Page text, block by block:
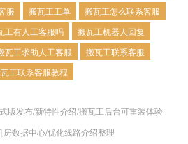
服 搬瓦工工单
搬瓦工怎么联系客服
工有人工客服吗
搬瓦工机器人回复
瓦工求助人工客服
搬瓦工联系客服
工联系客服教程
版发布/新特性介绍/搬瓦工后台可重装体验
数据中心/优化线路介绍整理